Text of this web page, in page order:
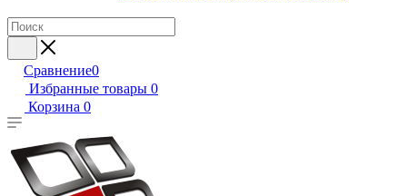
Сравнение0
Избранные товары 0
Корзина 0